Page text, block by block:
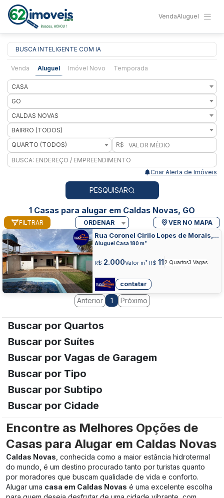
VendaAluguel
BUSCA INTELIGENTE COM IA
Venda Aluguel Imóvel Novo Temporada
CASA
GO
CALDAS NOVAS
BAIRRO (TODOS)
QUARTO (TODOS)
R$
Criar Alerta de Imóveis
PESQUISAR
1 Casas para alugar em Caldas Novas, GO
FILTRAR ORDENAR VER NO MAPA
Rua Coronel Cirilo Lopes de Morais,
CENTRO, CALDAS NOVAS
Aluguel Casa 180 m²
R$ 2.000Valor m² R$ 112 Quartos3 Vagas
contatar
Anterior 1 Próximo
Buscar por Quartos
Buscar por Suítes
Buscar por Vagas de Garagem
Buscar por Tipo
Buscar por Subtipo
Buscar por Cidade
Encontre as Melhores Opções de
Casas para Alugar em Caldas Novas
Caldas Novas , conhecida como a maior estância hidrotermal
do mundo, é um destino procurado tanto por turistas quanto
por moradores que buscam qualidade de vida e conforto.
Alugar uma casa em Caldas Novas é uma excelente escolha